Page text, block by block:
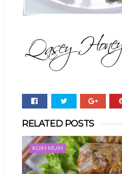
RELATED POSTS
KUIH MUIH